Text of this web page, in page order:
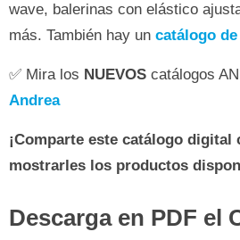
wave, balerinas con elástico
más. También hay un catálogo
✅ Mira los NUEVOS catálogos
Andrea
¡Comparte este catálogo
mostrarles los productos
Descarga en PDF el